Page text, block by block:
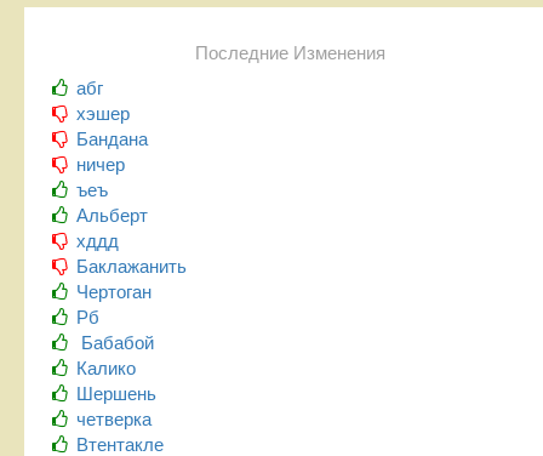
Последние Изменения
абг
хэшер
Бандана
ничер
ъеъ
Альберт
хддд
Баклажанить
Чертоган
Рб
Бабабой
Калико
Шершень
четверка
Втентакле